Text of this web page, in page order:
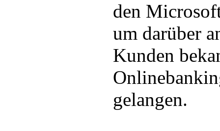
den
um darüber
Kunden
gelangen.